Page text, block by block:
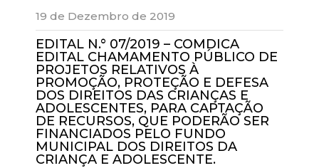
19 de Dezembro de 2019
EDITAL N.° 07/2019 – COMDICA
EDITAL CHAMAMENTO PÚBLICO DE
PROJETOS RELATIVOS À
PROMOÇÃO, PROTEÇÃO E DEFESA
DOS DIREITOS DAS CRIANÇAS E
ADOLESCENTES, PARA CAPTAÇÃO
DE RECURSOS, QUE PODERÃO SER
FINANCIADOS PELO FUNDO
MUNICIPAL DOS DIREITOS DA
CRIANÇA E ADOLESCENTE.